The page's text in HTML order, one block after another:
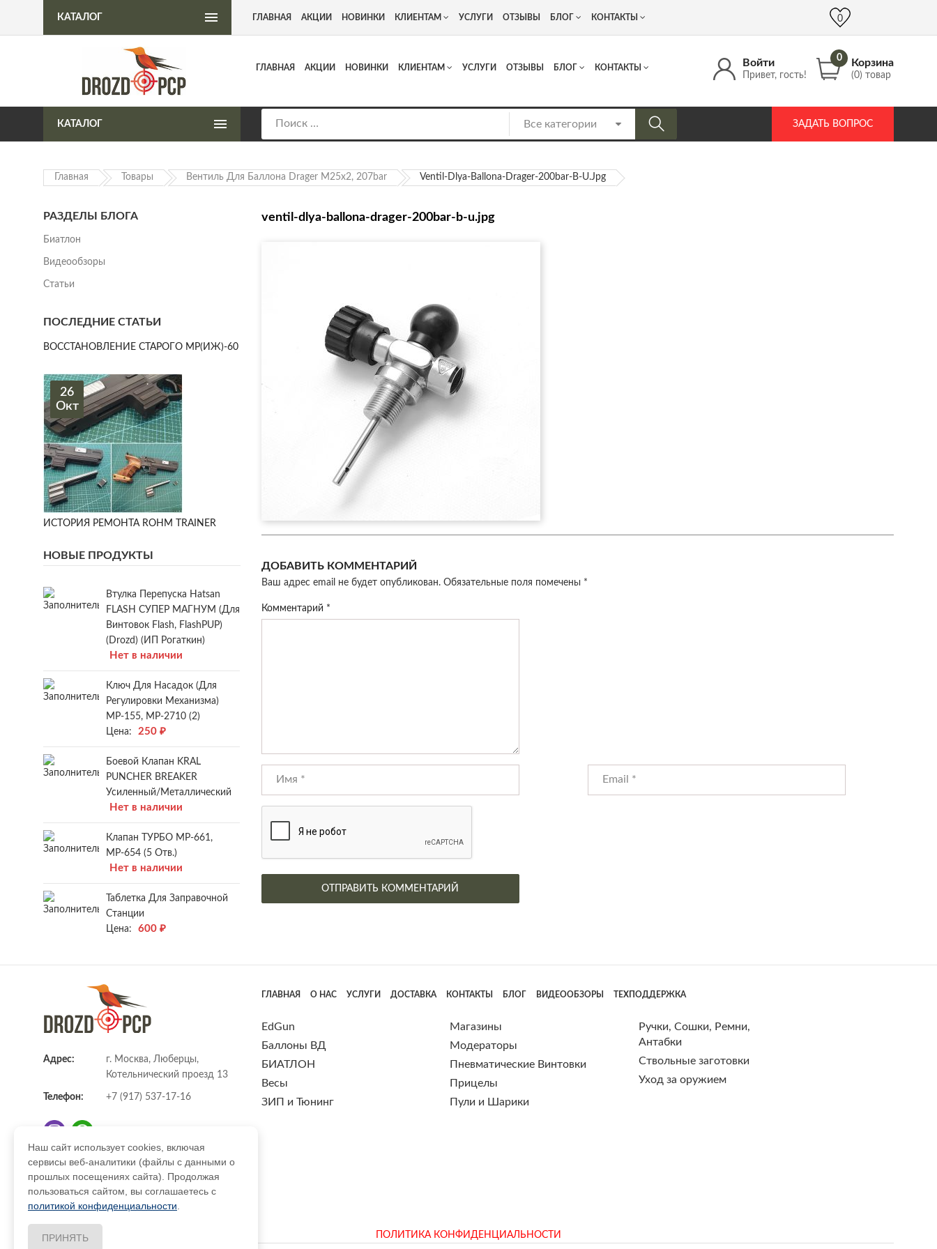
Интернет-магазин пневматического оружия Адрес: г. Москва, Люберцы, Котельнический проезд 13 +7 (917) 537 17 16 info@DrozdPcp.ru
Войти
Привет, гость!
0 Корзина
(0) товар
ГЛАВНАЯ АКЦИИ НОВИНКИ КЛИЕНТАМ УСЛУГИ ОТЗЫВЫ БЛОГ КОНТАКТЫ
КАТАЛОГ ЗАДАТЬ ВОПРОС
КАТАЛОГ ГЛАВНАЯ АКЦИИ НОВИНКИ КЛИЕНТАМ УСЛУГИ ОТЗЫВЫ БЛОГ КОНТАКТЫ 0
Главная Товары Вентиль Для Баллона Drager М25х2, 207bar Ventil-Dlya-Ballona-Drager-200bar-B-U.jpg
ventil-dlya-ballona-drager-200bar-b-u.jpg
ДОБАВИТЬ КОММЕНТАРИЙ
Ваш адрес email не будет опубликован. Обязательные поля помечены *
Комментарий *
РАЗДЕЛЫ БЛОГА
Биатлон
Видеообзоры
Статьи
ПОСЛЕДНИЕ СТАТЬИ
ВОССТАНОВЛЕНИЕ СТАРОГО МР(ИЖ)-60
26
Окт
ИСТОРИЯ РЕМОНТА ROHM TRAINER
НОВЫЕ ПРОДУКТЫ
Втулка Перепуска Hatsan
FLASH СУПЕР МАГНУМ (для
Винтовок Flash, FlashPUP)
(Drozd) (ИП Рогаткин)
Нет в наличии
Ключ Для Насадок (для
Регулировки Механизма)
МР-155, МР-2710 (2)
Цена:
250 ₽
Боевой Клапан KRAL
PUNCHER BREAKER
Усиленный/металлический
Нет в наличии
Клапан ТУРБО МР-661,
МР-654 (5 Отв.)
Нет в наличии
Таблетка Для Заправочной
Станции
Цена:
600 ₽
Адрес:
г. Москва, Люберцы,
Котельнический проезд 13
Телефон: +7 (917) 537-17-16
E-mail: info@DrozdPcp.ru
ГЛАВНАЯ О НАС УСЛУГИ ДОСТАВКА КОНТАКТЫ БЛОГ ВИДЕООБЗОРЫ ТЕХПОДДЕРЖКА
EdGun
Баллоны ВД
БИАТЛОН
Весы
ЗИП и Тюнинг
Магазины
Модераторы
Пневматические Винтовки
Прицелы
Пули и Шарики
Ручки, Сошки, Ремни,
Антабки
Ствольные заготовки
Уход за оружием
ПОЛИТИКА КОНФИДЕНЦИАЛЬНОСТИ
Наш сайт использует cookies, включая
сервисы веб-аналитики (файлы с данными о
прошлых посещениях сайта). Продолжая
пользоваться сайтом, вы соглашаетесь с
политикой конфиденциальности
ПРИНЯТЬ